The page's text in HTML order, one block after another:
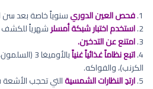
1. فحص العين الدوريسنوياً خاصة بعد
2. استخدم اختبار شبكة أمسلرشهرياً للكشف
3. امتنع عن التدخين.
4. اتبع نظاماً غذائياً غنياً
بالأوميغا 3
الكرنب)، والفواكه.
5. ارتدِ النظارات الشمسيةالتي تحجب